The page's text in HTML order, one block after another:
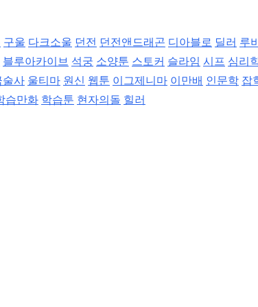
구울 다크소울 던전 던전앤드래곤 디아블로 딜러 루
블루아카이브 석궁 소양툰 스토커 슬라임 시프 심리
술사 울티마 원신 웹툰 이그제니마 이만배 인문학 잡
습만화 학습툰 현자의돌 힐러